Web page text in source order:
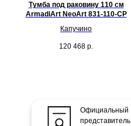
Тумба под раковину 110 см
ArmadiArt NeoArt 831-110-CP
Капучино
120 468 р.
Официальный
представитель